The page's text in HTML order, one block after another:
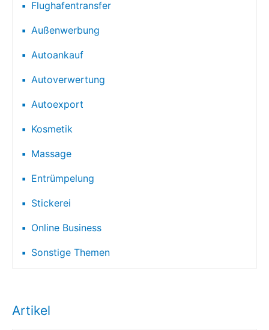
Flughafentransfer
Außenwerbung
Autoankauf
Autoverwertung
Autoexport
Kosmetik
Massage
Entrümpelung
Stickerei
Online Business
Sonstige Themen
Artikel